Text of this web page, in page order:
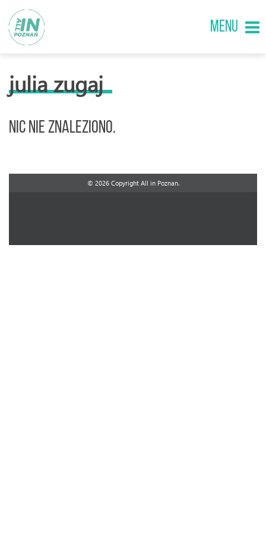
MENU
julia zugaj
Nic nie znaleziono.
© 2026 Copyright All in Poznan.